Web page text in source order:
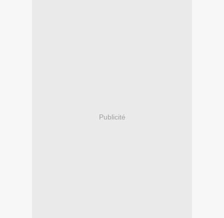
Publicité